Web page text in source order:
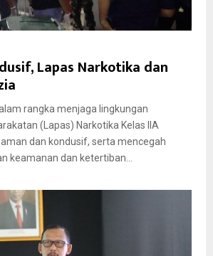
Lapas Narkotika dan
rangka menjaga lingkungan
(Lapas) Narkotika Kelas IIA
dan kondusif, serta mencegah
keamanan dan ketertiban...